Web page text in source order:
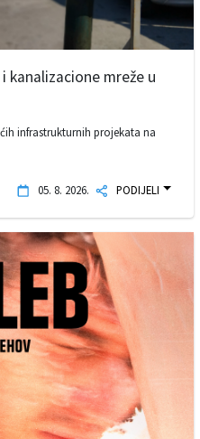
kanalizacione mreže u
infrastrukturnih projekata na
05. 8. 2026. PODIJELI